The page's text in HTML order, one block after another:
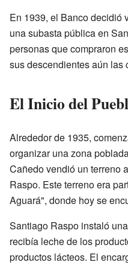
En 1939, el Banco decidió
una subasta pública en
personas que compraron
sus descendientes aún las
El Inicio del
Alrededor de 1935,
organizar una zona
Cañedo vendió un terreno
Raspo. Este terreno era
Aguará", donde hoy se
Santiago Raspo instaló
recibía leche de los
productos lácteos. El